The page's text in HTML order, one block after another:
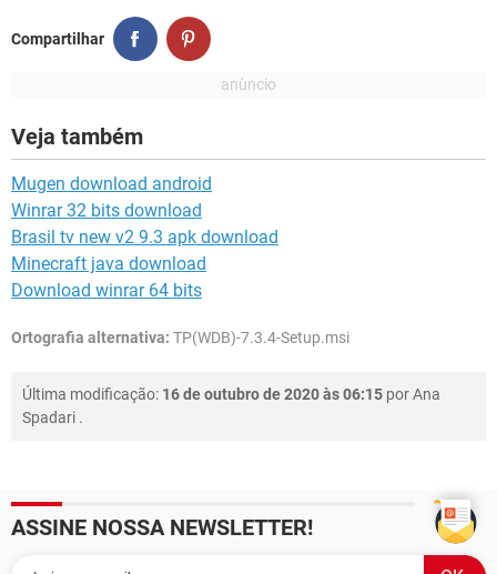
Compartilhar
Veja também
Mugen download android
Winrar 32 bits download
Brasil tv new v2 9.3 apk download
Minecraft java download
Download winrar 64 bits
Ortografia alternativa: TP(WDB)-7.3.4-Setup.msi
Última modificação: 16 de outubro de 2020 às 06:15 porAna
Spadari .
ASSINE NOSSA NEWSLETTER!